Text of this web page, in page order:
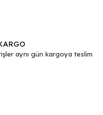
aynı gün kargoya teslim